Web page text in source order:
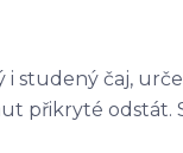
studený čaj,
přikryté